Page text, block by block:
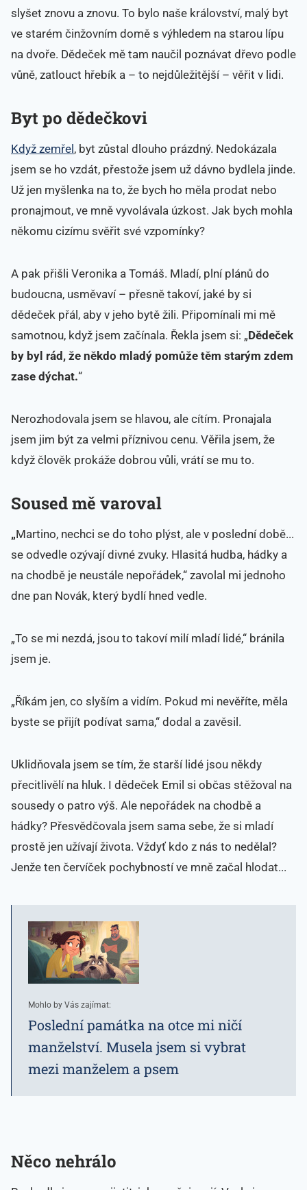
slyšet znovu a znovu. To bylo naše království, malý byt
ve starém činžovním domě s výhledem na starou lípu
na dvoře. Dědeček mě tam naučil poznávat dřevo podle
vůně, zatlouct hřebík a – to nejdůležitější – věřit v lidi.
Byt po dědečkovi
Když zemřel , byt zůstal dlouho prázdný. Nedokázala
jsem se ho vzdát, přestože jsem už dávno bydlela jinde.
Už jen myšlenka na to, že bych ho měla prodat nebo
pronajmout, ve mně vyvolávala úzkost. Jak bych mohla
někomu cizímu svěřit své vzpomínky?
A pak přišli Veronika a Tomáš. Mladí, plní plánů do
budoucna, usměvaví – přesně takoví, jaké by si
dědeček přál, aby v jeho bytě žili. Připomínali mi mě
samotnou, když jsem začínala. Řekla jsem si: „Dědeček
by byl rád, že někdo mladý pomůže těm starým zdem
zase dýchat.“
Nerozhodovala jsem se hlavou, ale cítím. Pronajala
jsem jim být za velmi příznivou cenu. Věřila jsem, že
když člověk prokáže dobrou vůli, vrátí se mu to.
Soused mě varoval
​„Martino, nechci se do toho plýst, ale v poslední době...
se odvedle ozývají divné zvuky. Hlasitá hudba, hádky a
na chodbě je neustále nepořádek,“ zavolal mi jednoho
dne pan Novák, který bydlí hned vedle.
„To se mi nezdá, jsou to takoví milí mladí lidé,“ bránila
jsem je.
„Říkám jen, co slyším a vidím. Pokud mi nevěříte, měla
byste se přijít podívat sama,“ dodal a zavěsil.
Uklidňovala jsem se tím, že starší lidé jsou někdy
přecitlivělí na hluk. I dědeček Emil si občas stěžoval na
sousedy o patro výš. Ale nepořádek na chodbě a
hádky? Přesvědčovala jsem sama sebe, že si mladí
prostě jen užívají života. Vždyť kdo z nás to nedělal?
Jenže ten červíček pochybností ve mně začal hlodat...
Mohlo by Vás zajímat:
Poslední památka na otce mi ničí
manželství. Musela jsem si vybrat
mezi manželem a psem
Něco nehrálo